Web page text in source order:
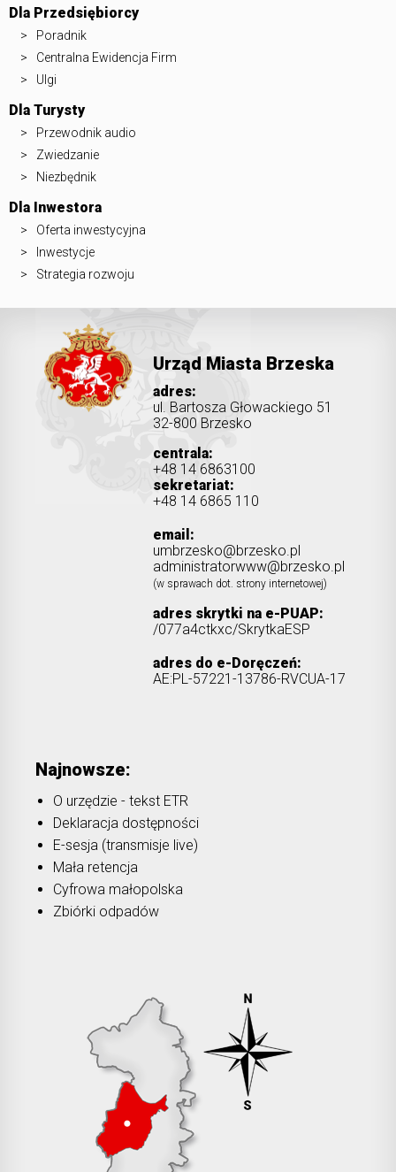
Dla Przedsiębiorcy
Poradnik
Centralna Ewidencja Firm
Ulgi
Dla Turysty
Przewodnik audio
Zwiedzanie
Niezbędnik
Dla Inwestora
Oferta inwestycyjna
Inwestycje
Strategia rozwoju
Najnowsze:
O urzędzie - tekst ETR
Deklaracja dostępności
E-sesja (transmisje live)
Mała retencja
Cyfrowa małopolska
Zbiórki odpadów
Urząd Miasta Brzeska
adres:
ul. Bartosza Głowackiego 51
32-800 Brzesko
centrala:
+48 14 6863100
sekretariat:
+48 14 6865 110
email:
umbrzesko@brzesko.pl
administratorwww@brzesko.pl
(w sprawach dot. strony internetowej)
adres skrytki na e-PUAP:
/077a4ctkxc/SkrytkaESP
adres do e-Doręczeń:
AE:PL-57221-13786-RVCUA-17